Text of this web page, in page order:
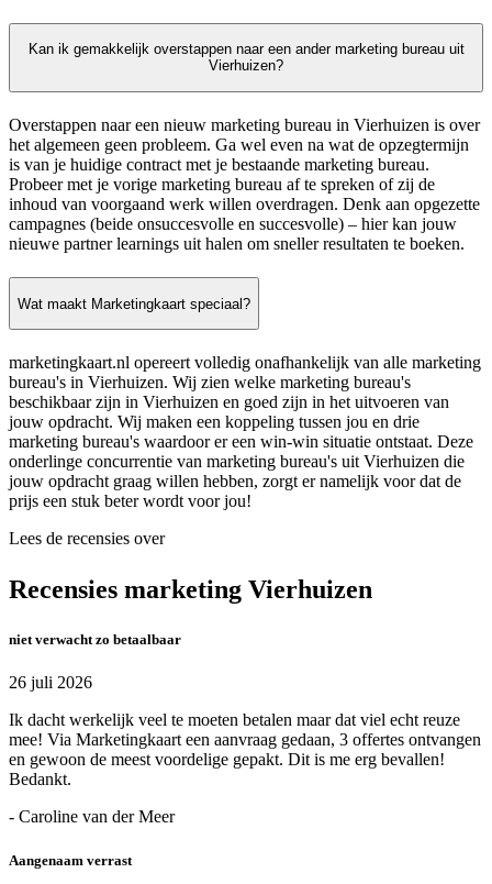
Kan ik gemakkelijk overstappen naar een ander marketing bureau uit
Vierhuizen?
Overstappen naar een nieuw marketing bureau in Vierhuizen is over
het algemeen geen probleem. Ga wel even na wat de opzegtermijn
is van je huidige contract met je bestaande marketing bureau.
Probeer met je vorige marketing bureau af te spreken of zij de
inhoud van voorgaand werk willen overdragen. Denk aan opgezette
campagnes (beide onsuccesvolle en succesvolle) – hier kan jouw
nieuwe partner learnings uit halen om sneller resultaten te boeken.
Wat maakt Marketingkaart speciaal?
marketingkaart.nl opereert volledig onafhankelijk van alle marketing
bureau's in Vierhuizen. Wij zien welke marketing bureau's
beschikbaar zijn in Vierhuizen en goed zijn in het uitvoeren van
jouw opdracht. Wij maken een koppeling tussen jou en drie
marketing bureau's waardoor er een win-win situatie ontstaat. Deze
onderlinge concurrentie van marketing bureau's uit Vierhuizen die
jouw opdracht graag willen hebben, zorgt er namelijk voor dat de
prijs een stuk beter wordt voor jou!
Lees de recensies over
Recensies marketing Vierhuizen
niet verwacht zo betaalbaar
26 juli 2026
Ik dacht werkelijk veel te moeten betalen maar dat viel echt reuze
mee! Via Marketingkaart een aanvraag gedaan, 3 offertes ontvangen
en gewoon de meest voordelige gepakt. Dit is me erg bevallen!
Bedankt.
- Caroline van der Meer
Aangenaam verrast